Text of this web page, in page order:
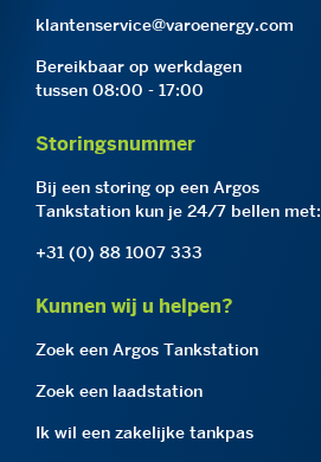
klantenservice@varoenergy.com
Bereikbaar op werkdagen
tussen 08:00 - 17:00
Storingsnummer
Bij een storing op een Argos
Tankstation kun je 24/7 bellen met:
+31 (0) 88 1007 333
Kunnen wij u helpen?
Zoek een Argos Tankstation
Zoek een laadstation
Ik wil een zakelijke tankpas